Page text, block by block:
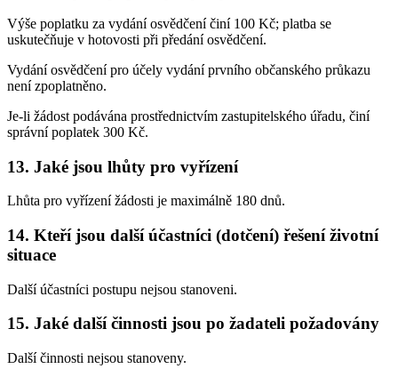
Výše poplatku za vydání osvědčení činí 100 Kč; platba se
uskutečňuje v hotovosti při předání osvědčení.
Vydání osvědčení pro účely vydání prvního občanského průkazu
není zpoplatněno.
Je-li žádost podávána prostřednictvím zastupitelského úřadu, činí
správní poplatek 300 Kč.
13. Jaké jsou lhůty pro vyřízení
Lhůta pro vyřízení žádosti je maximálně 180 dnů.
14. Kteří jsou další účastníci (dotčení) řešení životní
situace
Další účastníci postupu nejsou stanoveni.
15. Jaké další činnosti jsou po žadateli požadovány
Další činnosti nejsou stanoveny.